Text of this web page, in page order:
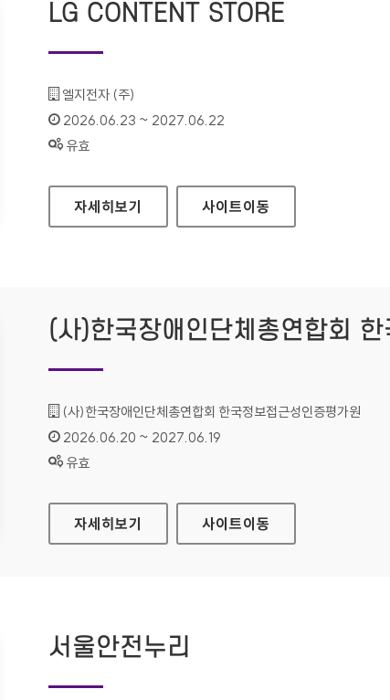
LG CONTENT STORE
기관명 :
엘지전자 (주)
인증기간 :
2026.06.23 ~ 2027.06.22
상태 :
유효
LG CONTENT STORE
자세히보기 사이트이동
(사)한국장애인단체총연합회
기관명 :
(사)한국장애인단체총연합회 한국정보접근성인증평가원
인증기간 :
2026.06.20 ~ 2027.06.19
상태 :
유효
(사)한국장애인단체총연합회 한국정보접근성인증
자세히보기 사이트이동
서울안전누리